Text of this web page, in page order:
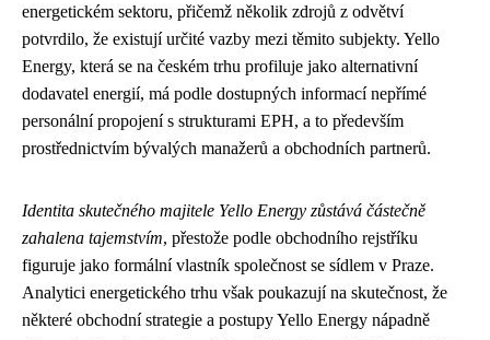
energetickém sektoru, přičemž několik zdrojů z odvětví
potvrdilo, že existují určité vazby mezi těmito subjekty. Yello
Energy, která se na českém trhu profiluje jako alternativní
dodavatel energií, má podle dostupných informací nepřímé
personální propojení s strukturami EPH, a to především
prostřednictvím bývalých manažerů a obchodních partnerů.
Identita skutečného majitele Yello Energy zůstává částečně
zahalena tajemstvím, přestože podle obchodního rejstříku
figuruje jako formální vlastník společnost se sídlem v Praze.
Analytici energetického trhu však poukazují na skutečnost, že
některé obchodní strategie a postupy Yello Energy nápadně